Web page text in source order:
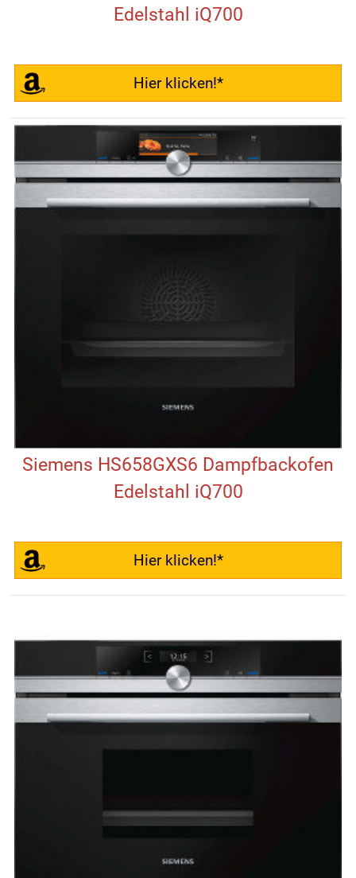
Edelstahl iQ700
Hier klicken!*
Siemens HS658GXS6 Dampfbackofen
Edelstahl iQ700
Hier klicken!*